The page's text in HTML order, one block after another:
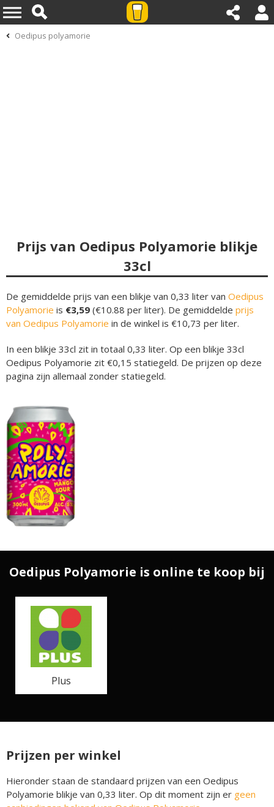
Oedipus polyamorie
Prijs van Oedipus Polyamorie blikje
33cl
De gemiddelde prijs van een blikje van 0,33 liter van Oedipus
Polyamorie is €3,59 (€10.88 per liter). De gemiddelde prijs
van Oedipus Polyamorie in de winkel is €10,73 per liter.
In een blikje 33cl zit in totaal 0,33 liter. Op een blikje 33cl
Oedipus Polyamorie zit €0,15 statiegeld. De prijzen op deze
pagina zijn allemaal zonder statiegeld.
Oedipus Polyamorie is online te koop bij
Plus
Prijzen per winkel
Hieronder staan de standaard prijzen van een Oedipus
Polyamorie blikje van 0,33 liter. Op dit moment zijn er geen